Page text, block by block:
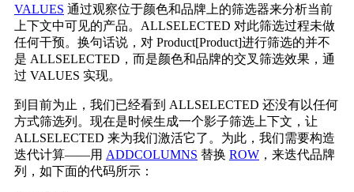
VALUES 通过观察位于颜色和品牌上的筛选器来分析当前
上下文中可见的产品。ALLSELECTED 对此筛选过程未做
任何干预。换句话说，对 Product[Product]进行筛选的并不
是 ALLSELECTED，而是颜色和品牌的交叉筛选效果，通
过 VALUES 实现。
到目前为止，我们已经看到 ALLSELECTED 还没有以任何
方式筛选列。现在是时候生成一个影子筛选上下文，让
ALLSELECTED 来为我们激活它了。为此，我们需要构造
迭代计算——用 ADDCOLUMNS 替换 ROW ，来迭代品牌
列，如下面的代码所示：